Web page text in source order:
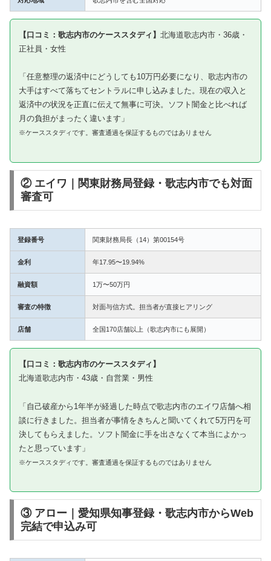
【口コミ：歌志内市のケーススタディ】 北海道歌志内市・36歳・
正社員・女性
「任意整理の返済中にどうしても10万円必要になり、歌志内市の
大手はすべて落ちてセントラルに申し込みました。現在の収入と
返済中の状況を正直に伝えて無事に可決。ソフト闇金と比べれば
月の負担がまったく違います」
※ケーススタディです。審査通過を保証するものではありません
② エイワ｜関東財務局登録・歌志内市でも対面
審査可
登録番号 関東財務局長（14）第00154号
金利 年17.95〜19.94%
融資額 1万〜50万円
審査の特徴 対面与信方式。担当者が直接ヒアリング
店舗 全国170店舗以上（歌志内市にも展開）
【口コミ：歌志内市のケーススタディ】
北海道歌志内市・43歳・自営業・男性
「自己破産から1年半が経過した時点で歌志内市のエイワ店舗へ相
談に行きました。担当者が事情をきちんと聞いてくれて5万円を可
決してもらえました。ソフト闇金に手を出さなくて本当によかっ
たと思っています」
※ケーススタディです。審査通過を保証するものではありません
③ アロー｜愛知県知事登録・歌志内市からWeb
完結で申込み可